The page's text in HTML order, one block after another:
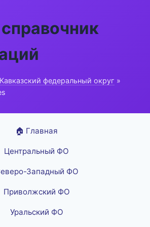
федеральный округ »
🏠 Главная
Центральный ФО
Западный ФО
Приволжский ФО
Уральский ФО